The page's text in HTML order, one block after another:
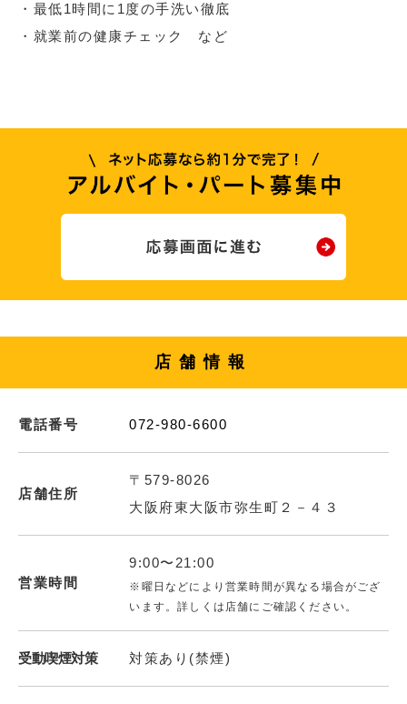
・最低1時間に1度の手洗い徹底
・就業前の健康チェック など
店舗情報
電話番号 072-980-6600
店舗住所
〒579-8026
大阪府東大阪市弥生町２－４３
営業時間
9:00〜21:00
※曜日などにより営業時間が異なる場合がござ
います。詳しくは店舗にご確認ください。
受動喫煙対策 対策あり(禁煙)